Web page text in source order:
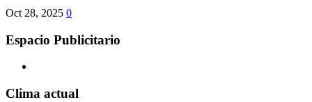
Oct 28, 2025 0
Espacio Publicitario
Clima actual